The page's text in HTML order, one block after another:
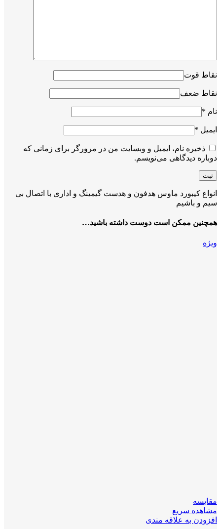
نقاط قوت
نقاط ضعف
نام *
ایمیل *
ذخیره نام، ایمیل و وبسایت من در مرورگر برای زمانی که
دوباره دیدگاهی می‌نویسم.
انواع کیبورد ماوس هدفون و هدست گیمینگ و اداری با اتصال بی
سیم و باشیم
همچنین ممکن است دوست داشته باشید…
ویژه
مقایسه
مشاهده سریع
افزودن به علاقه مندی